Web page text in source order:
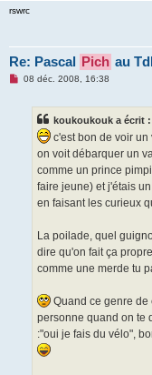
rswrc
Re: Pascal Pich au
M08 déc. 2008, 16:38
koukoukouk a écrit :
c'est bon de voir
on voit débarquer un
comme un prince
faire jeune) et j'étais
en faisant les curieux
La poilade, quel
dire qu'on fait ça
comme une merde tu
Quand ce genre de
personne quand on te
:"oui je fais du vélo",